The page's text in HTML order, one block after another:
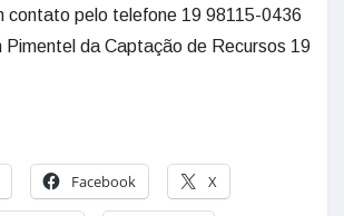
contato pelo telefone 19 98115-0436
Pimentel da Captação de Recursos 19
Facebook X